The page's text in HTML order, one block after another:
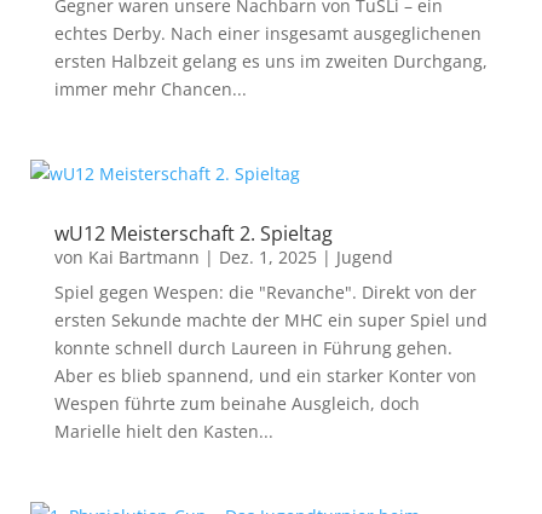
Gegner waren unsere Nachbarn von TuSLi – ein
echtes Derby. Nach einer insgesamt ausgeglichenen
ersten Halbzeit gelang es uns im zweiten Durchgang,
immer mehr Chancen...
wU12 Meisterschaft 2. Spieltag
von Kai Bartmann | Dez. 1, 2025| Jugend
Spiel gegen Wespen: die "Revanche". Direkt von der
ersten Sekunde machte der MHC ein super Spiel und
konnte schnell durch Laureen in Führung gehen.
Aber es blieb spannend, und ein starker Konter von
Wespen führte zum beinahe Ausgleich, doch
Marielle hielt den Kasten...